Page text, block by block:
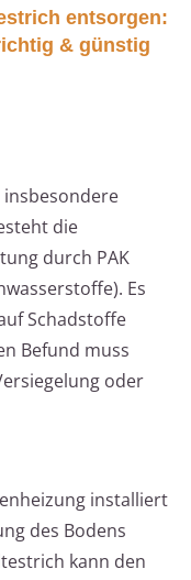
entsorgen:
& günstig
die
durch PAK
Es
Schadstoffe
Befund muss
oder
installiert
des Bodens
kann den